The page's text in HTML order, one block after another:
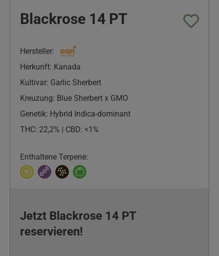
Blackrose 14 PT
Hersteller:
Herkunft: Kanada
Kultivar: Garlic Sherbert
Kreuzung: Blue Sherbert x GMO
Genetik: Hybrid Indica-dominant
THC: 22,2% | CBD: <1%
Enthaltene Terpene:
Jetzt Blackrose 14 PT
reservieren!